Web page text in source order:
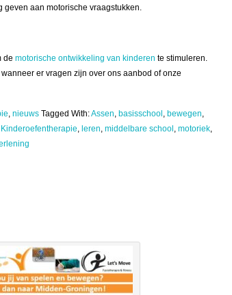
geven aan motorische vraagstukken.
de motorische ontwikkeling van kinderen te stimuleren.
er vragen zijn over ons aanbod of onze
, nieuws Tagged With:Assen, basisschool , bewegen,
Kinderoefentherapie, leren, middelbare school , motoriek,